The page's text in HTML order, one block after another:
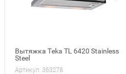
Вытяжка Teka TL 6420 Stainless
Steel
Артикул: 363278